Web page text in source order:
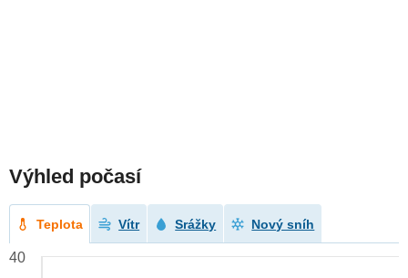
Výhled počasí
Teplota Vítr Srážky Nový sníh
40